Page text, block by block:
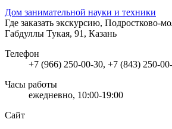
Дом занимательной науки и техники
Где заказать экскурсию, Подростково-
Габдуллы Тукая, 91, Казань
Телефон
+7 (966) 250-00-30, +7 (843) 250-
Часы работы
ежедневно, 10:00-19:00
Сайт